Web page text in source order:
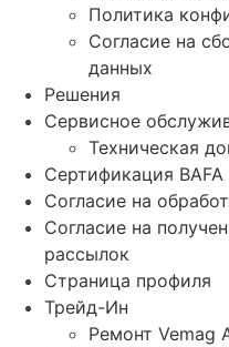
Политика
Согласие на
данных
Решения
Сервисное
Техническая
Сертификация BAFA
Согласие на
Согласие на
рассылок
Страница профиля
Трейд-Ин
Ремонт Vemag